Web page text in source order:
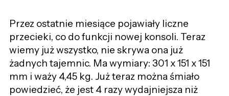
Przez ostatnie miesiące pojawiały liczne
przecieki, co do funkcji nowej konsoli. Teraz
wiemy już wszystko, nie skrywa ona już
żadnych tajemnic. Ma wymiary: 301 x 151 x 151
mm i waży 4,45 kg. Już teraz można śmiało
powiedzieć, że jest 4 razy wydajniejsza niż